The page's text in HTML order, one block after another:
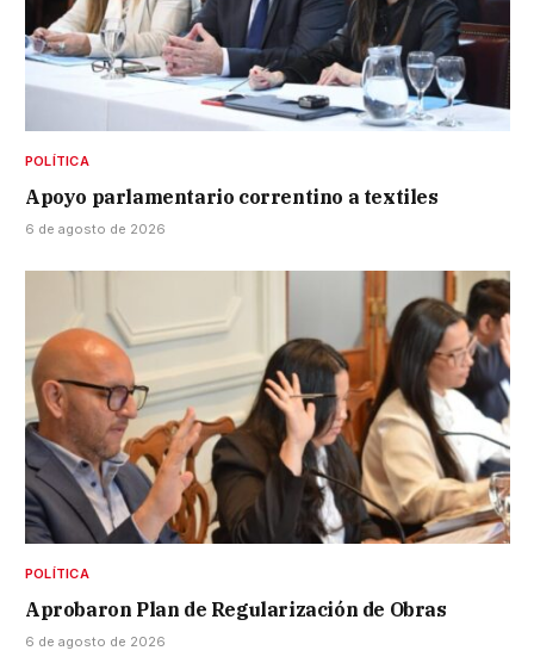
POLÍTICA
Apoyo parlamentario correntino a textiles
6 de agosto de 2026
POLÍTICA
Aprobaron Plan de Regularización de Obras
6 de agosto de 2026